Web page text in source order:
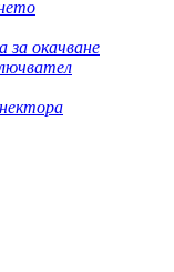
за окачване